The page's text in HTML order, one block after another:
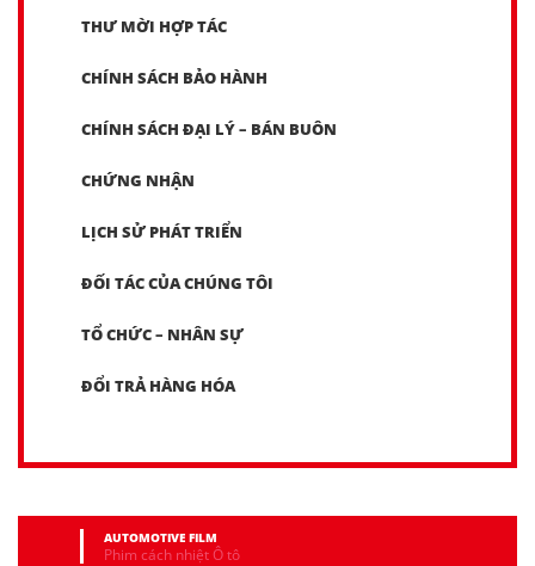
THƯ MỜI HỢP TÁC
CHÍNH SÁCH BẢO HÀNH
CHÍNH SÁCH ĐẠI LÝ – BÁN BUÔN
CHỨNG NHẬN
LỊCH SỬ PHÁT TRIỂN
ĐỐI TÁC CỦA CHÚNG TÔI
TỔ CHỨC – NHÂN SỰ
ĐỔI TRẢ HÀNG HÓA
AUTOMOTIVE FILM
Phim cách nhiệt Ô tô